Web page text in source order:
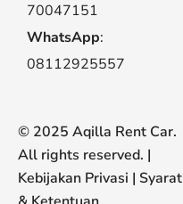
70047151
WhatsApp:
08112925557
© 2025 Aqilla Rent Car.
All rights reserved. |
Kebijakan Privasi | Syarat